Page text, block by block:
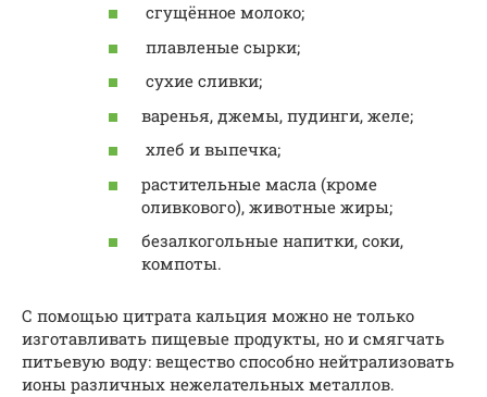
сгущённое молоко;
плавленые сырки;
сухие сливки;
варенья, джемы, пудинги, желе;
хлеб и выпечка;
растительные масла (кроме
оливкового), животные жиры;
безалкогольные напитки, соки,
компоты.
С помощью цитрата кальция можно не только
изготавливать пищевые продукты, но и смягчать
питьевую воду: вещество способно нейтрализовать
ионы различных нежелательных металлов.